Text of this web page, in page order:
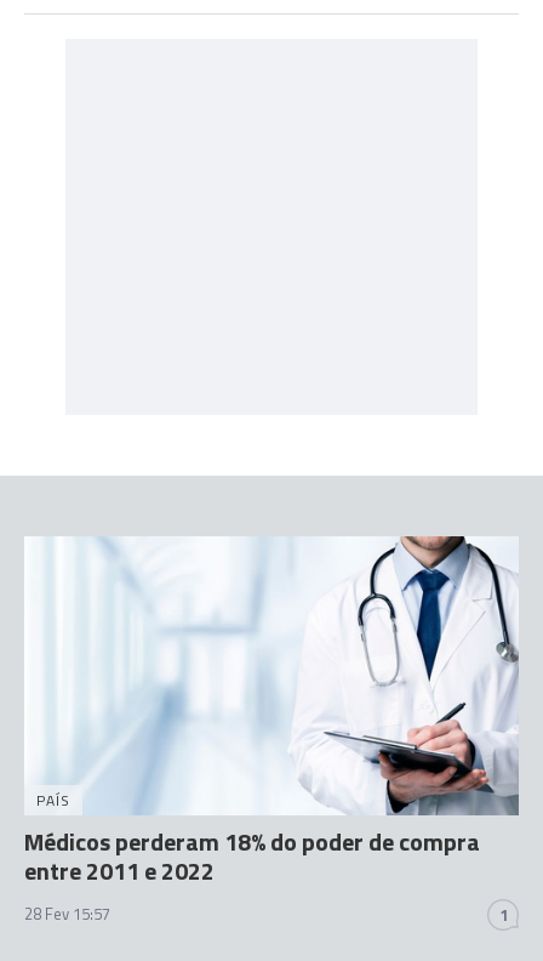
PAÍS
Médicos perderam 18% do poder de compra
entre 2011 e 2022
28 Fev 15:57 1